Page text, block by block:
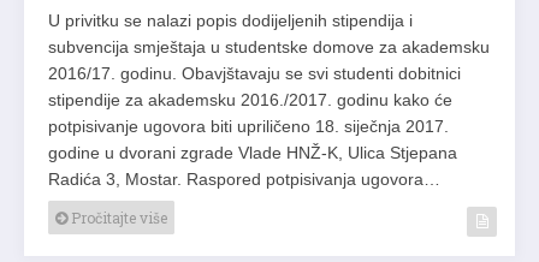
U privitku se nalazi popis dodijeljenih stipendija i
subvencija smještaja u studentske domove za akademsku
2016/17. godinu. Obavjštavaju se svi studenti dobitnici
stipendije za akademsku 2016./2017. godinu kako će
potpisivanje ugovora biti upriličeno 18. siječnja 2017.
godine u dvorani zgrade Vlade HNŽ-K, Ulica Stjepana
Radića 3, Mostar. Raspored potpisivanja ugovora…
Pročitajte više